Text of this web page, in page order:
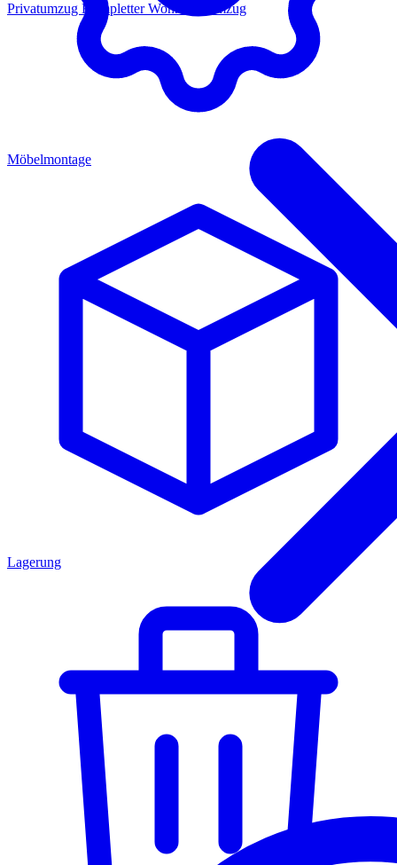
Privatumzug Kompletter Wohnungsumzug
Möbelmontage
Lagerung